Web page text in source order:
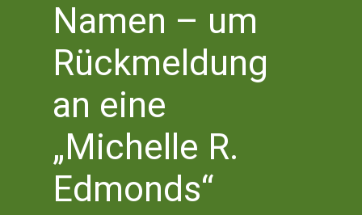
Juni 2023
Namen – um
Rückmeldung
an eine
„Michelle R.
Edmonds“